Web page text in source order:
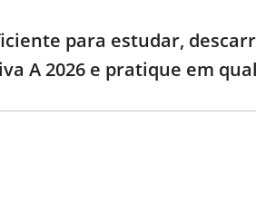
para estudar,
A 2026 e pratique em